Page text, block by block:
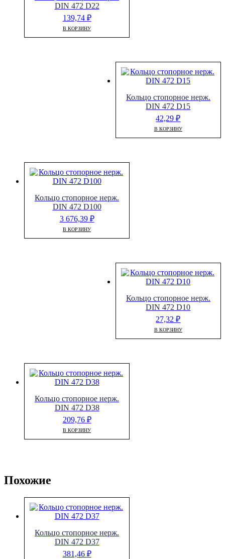
DIN 472 D22
139,74 ₽
В КОРЗИНУ
Кольцо стопорное нерж.
DIN 472 D15
42,29₽
В КОРЗИНУ
Кольцо стопорное нерж.
DIN 472 D100
3 676,39 ₽
В КОРЗИНУ
Кольцо стопорное нерж.
DIN 472 D10
27,32₽
В КОРЗИНУ
Кольцо стопорное нерж.
DIN 472 D38
209,76 ₽
В КОРЗИНУ
Похожие
Кольцо стопорное нерж.
DIN 472 D37
381,46 ₽